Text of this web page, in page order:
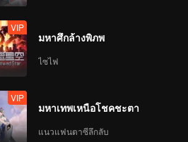
早餐中国4正片_26.mp4
早餐中国4正片_27.mp4
VIP
มหาศึกล้างพิภพ
ไซไฟ
VIP
มหาเทพเหนือโชคชะตา
แนวแฟนตาซีลึกลับ